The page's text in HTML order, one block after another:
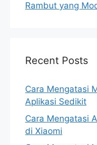
Rambut yang
Recent Posts
Cara Mengatasi
Aplikasi Sedikit
Cara Mengatasi
di Xiaomi